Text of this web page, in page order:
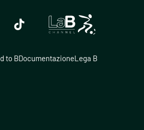
to BDocumentazioneLega B